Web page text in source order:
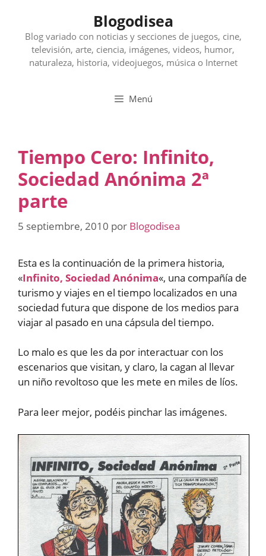
contenido
Blogodisea
Blog variado con noticias y secciones de juegos, cine,
televisión, arte, ciencia, imágenes, videos, humor,
naturaleza, historia, videojuegos, música o Internet
Menú
Tiempo Cero: Infinito,
Sociedad Anónima 2ª
parte
5 septiembre, 2010 por Blogodisea
Esta es la continuación de la primera historia,
«Infinito, Sociedad Anónima«, una compañía de
turismo y viajes en el tiempo localizados en una
sociedad futura que dispone de los medios para
viajar al pasado en una cápsula del tiempo.
Lo malo es que les da por interactuar con los
escenarios que visitan, y claro, la cagan al llevar
un niño revoltoso que les mete en miles de líos.
Para leer mejor, podéis pinchar las imágenes.